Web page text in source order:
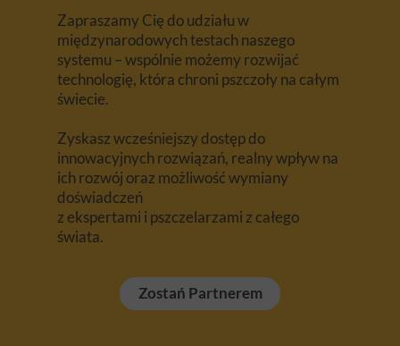
Zapraszamy Cię do udziału w
międzynarodowych testach naszego
systemu – wspólnie możemy rozwijać
technologię, która chroni pszczoły na całym
świecie.
Zyskasz wcześniejszy dostęp do
innowacyjnych rozwiązań, realny wpływ na
ich rozwój oraz możliwość wymiany
doświadczeń
z ekspertami i pszczelarzami z całego
świata.
Zostań Partnerem